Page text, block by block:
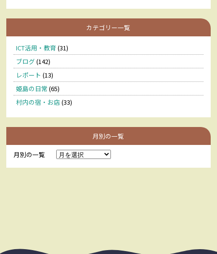
カテゴリー一覧
ICT活用・教育 (31)
ブログ (142)
レポート (13)
姫島の日常 (65)
村内の宿・お店 (33)
月別の一覧
月別の一覧